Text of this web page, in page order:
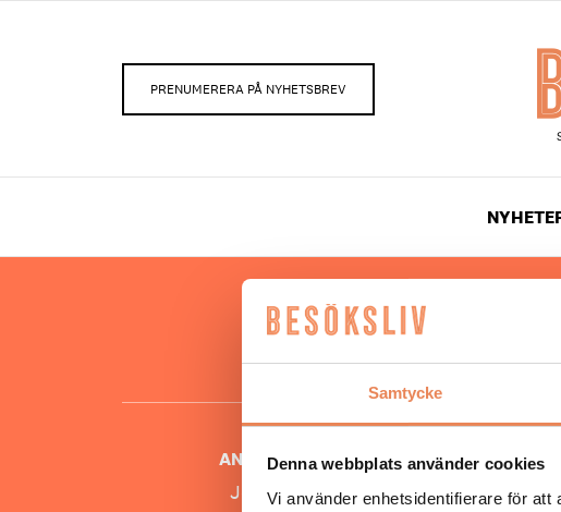
Samtycke
Denna webbplats använder cookies
Vi använder enhetsidentifierare för att
PRENUMERERA PÅ NYHETSBREV
Hos oss läser
besöksnäringen.
ANSVARIG UTGIVARE
Jonas Siljhammar